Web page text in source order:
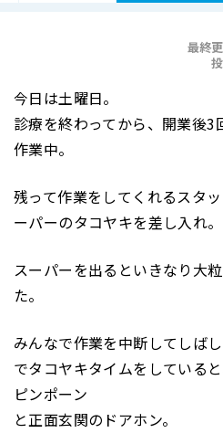
最終
今日は土曜日。
診療を終わってから、開業後3
作業中。
残って作業をしてくれるスタ
ーパーのタコヤキを差し入れ。
スーパーを出るといきなり大
た。
みんなで作業を中断してしば
でタコヤキタイムをしていると
ピンポーン
と正面玄関のドアホン。